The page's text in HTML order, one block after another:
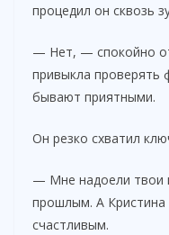
процедил он сквозь
— Нет, — спокойно
привыкла проверять
бывают приятными.
Он резко схватил
— Мне надоели твои
прошлым. А Кристина
счастливым.